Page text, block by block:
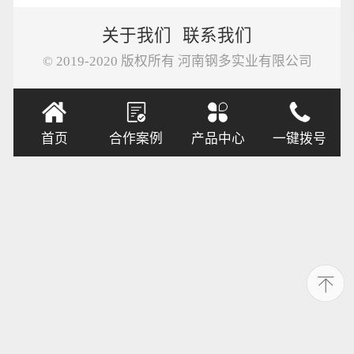
关于我们 联系我们
© 2019-2020 版权所有 河南钢多实业有限公司
首页 合作案例 产品中心 一键拨号